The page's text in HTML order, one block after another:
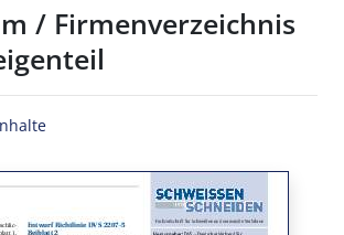
/ Firmenverzeichnis